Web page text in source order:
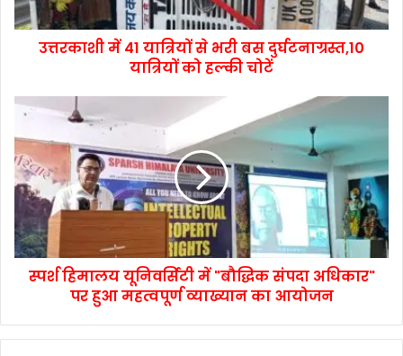
उत्तरकाशी में 41 यात्रियों से भरी बस दुर्घटनाग्रस्त,10
यात्रियों को हल्की चोटें
स्पर्श हिमालय यूनिवर्सिटी में "बौद्धिक संपदा अधिकार"
पर हुआ महत्वपूर्ण व्याख्यान का आयोजन